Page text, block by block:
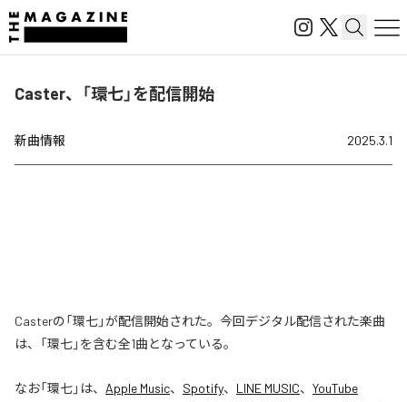
Caster、「環七」を配信開始
新曲情報 2025.3.1
Casterの「環七」が配信開始された。今回デジタル配信された楽曲
は、「環七」を含む全1曲となっている。
なお「環七」は、 Apple Music、 Spotify、 LINE MUSIC、 YouTube